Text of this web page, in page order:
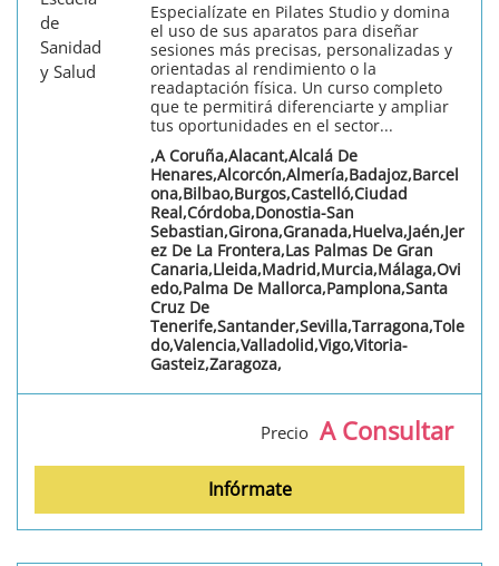
Especialízate en Pilates Studio y domina
el uso de sus aparatos para diseñar
sesiones más precisas, personalizadas y
orientadas al rendimiento o la
readaptación física. Un curso completo
que te permitirá diferenciarte y ampliar
tus oportunidades en el sector...
,A Coruña,Alacant,Alcalá De
Henares,Alcorcón,Almería,Badajoz,Barcel
ona,Bilbao,Burgos,Castelló,Ciudad
Real,Córdoba,Donostia-San
Sebastian,Girona,Granada,Huelva,Jaén,Jer
ez De La Frontera,Las Palmas De Gran
Canaria,Lleida,Madrid,Murcia,Málaga,Ovi
edo,Palma De Mallorca,Pamplona,Santa
Cruz De
Tenerife,Santander,Sevilla,Tarragona,Tole
do,Valencia,Valladolid,Vigo,Vitoria-
Gasteiz,Zaragoza,
Precio A Consultar
Infórmate